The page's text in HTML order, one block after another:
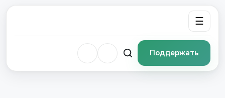
☰
Поддержать